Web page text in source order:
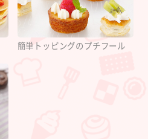
簡単トッピングのプチフール